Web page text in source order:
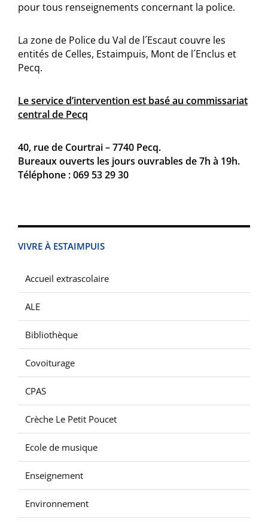
VIVRE À ESTAIMPUIS
Accueil extrascolaire
ALE
Bibliothèque
Covoiturage
CPAS
Crèche Le Petit Poucet
Ecole de musique
Enseignement
Environnement
pour tous renseignements concernant la police.
La zone de Police du Val de l´Escaut couvre les
entités de Celles, Estaimpuis, Mont de l´Enclus et
Pecq.
Le service d’intervention est basé au commissariat
central de Pecq
40, rue de Courtrai – 7740 Pecq.
Bureaux ouverts les jours ouvrables de 7h à 19h.
Téléphone : 069 53 29 30